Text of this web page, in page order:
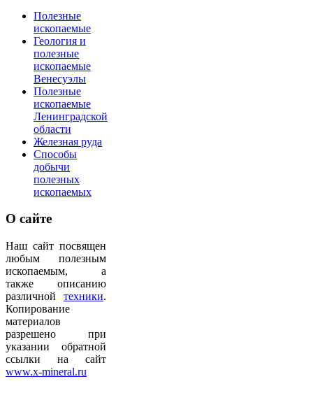
Полезные
ископаемые
Геология и
полезные
ископаемые
Венесуэлы
Полезные
ископаемые
Ленинградской
области
Железная руда
Способы
добычи
полезных
ископаемых
О сайте
Наш сайт посвящен
любым полезным
ископаемым, а
также описанию
различной техники.
Копирование
материалов
разрешено при
указании обратной
ссылки на сайт
www.x-mineral.ru